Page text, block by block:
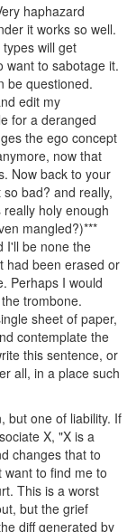
haphazard
it works so well.
will get
want to sabotage it.
be questioned.
edit my
for a deranged
the ego concept
now that
Now back to your
bad? and really,
holy enough
mangled?)***
I'll be none the
had been erased or
Perhaps I would
trombone.
sheet of paper,
contemplate the
this sentence, or
all, in a place such
but one of liability. If
X, "X is a
changes that to
to find me to
This is a worst
but the grief
diff generated by